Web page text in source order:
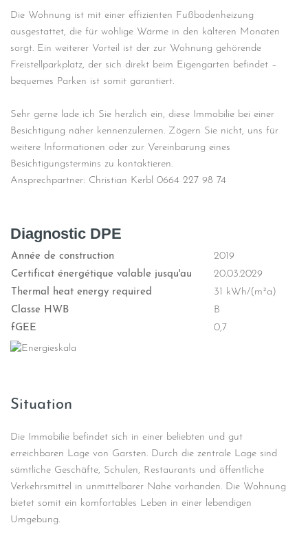
Die Wohnung ist mit einer effizienten Fußbodenheizung
ausgestattet, die für wohlige Wärme in den kälteren Monaten
sorgt. Ein weiterer Vorteil ist der zur Wohnung gehörende
Freistellparkplatz, der sich direkt beim Eigengarten befindet –
bequemes Parken ist somit garantiert.
Sehr gerne lade ich Sie herzlich ein, diese Immobilie bei einer
Besichtigung näher kennenzulernen. Zögern Sie nicht, uns für
weitere Informationen oder zur Vereinbarung eines
Besichtigungstermins zu kontaktieren.
Ansprechpartner: Christian Kerbl 0664 227 98 74
Diagnostic DPE
Année de construction
2019
Certificat énergétique valable jusqu'au
20.03.2029
Thermal heat energy required
31 kWh/(m²a)
Classe HWB
B
fGEE
0,7
Situation
Die Immobilie befindet sich in einer beliebten und gut
erreichbaren Lage von Garsten. Durch die zentrale Lage sind
sämtliche Geschäfte, Schulen, Restaurants und öffentliche
Verkehrsmittel in unmittelbarer Nähe vorhanden. Die Wohnung
bietet somit ein komfortables Leben in einer lebendigen
Umgebung.